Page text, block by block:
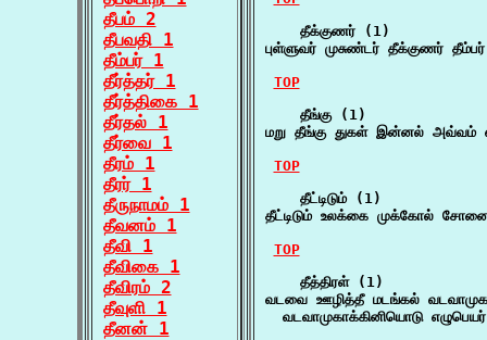
தீபம் 2
தீபவதி 1
தீம்பர் 1
தீர்த்தர் 1
தீர்த்திகை 1
தீர்தல் 1
தீர்வை 1
தீரம் 1
தீரர் 1
தீருநாமம் 1
தீவனம் 1
தீவி 1
தீவிகை 1
தீவிரம் 2
தீவுளி 1
தீனன் 1
    தீக்குணர் (1)
புள்ளுவர் முசுண்டர் தீக்குணர்
TOP
    தீங்கு (1)
மறு தீங்கு துகள் இன்னல் அவ்வம்
TOP
    தீட்டிடும் (1)
தீட்டிடும் உலக்கை முக்கோல்
TOP
    தீத்திரள் (1)
வடவை ஊழித்தீ மடங்கல்
வடவாமுகாக்கினியொடு